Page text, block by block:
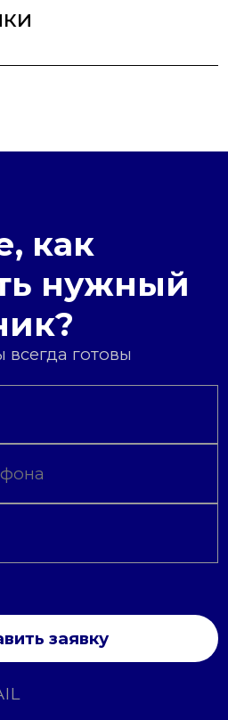
как
нужный
готовы
заявку